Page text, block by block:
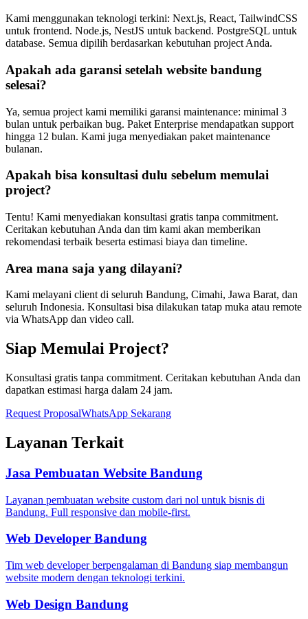
Kami menggunakan teknologi terkini: Next.js, React, TailwindCSS
untuk frontend. Node.js, NestJS untuk backend. PostgreSQL untuk
database. Semua dipilih berdasarkan kebutuhan project Anda.
Apakah ada garansi setelah website bandung
selesai?
Ya, semua project kami memiliki garansi maintenance: minimal 3
bulan untuk perbaikan bug. Paket Enterprise mendapatkan support
hingga 12 bulan. Kami juga menyediakan paket maintenance
bulanan.
Apakah bisa konsultasi dulu sebelum memulai
project?
Tentu! Kami menyediakan konsultasi gratis tanpa commitment.
Ceritakan kebutuhan Anda dan tim kami akan memberikan
rekomendasi terbaik beserta estimasi biaya dan timeline.
Area mana saja yang dilayani?
Kami melayani client di seluruh Bandung, Cimahi, Jawa Barat, dan
seluruh Indonesia. Konsultasi bisa dilakukan tatap muka atau remote
via WhatsApp dan video call.
Siap Memulai Project?
Konsultasi gratis tanpa commitment. Ceritakan kebutuhan Anda dan
dapatkan estimasi harga dalam 24 jam.
Request ProposalWhatsApp Sekarang
Layanan Terkait
Jasa Pembuatan Website Bandung
Layanan pembuatan website custom dari nol untuk bisnis di
Bandung. Full responsive dan mobile-first.
Web Developer Bandung
Tim web developer berpengalaman di Bandung siap membangun
website modern dengan teknologi terkini.
Web Design Bandung